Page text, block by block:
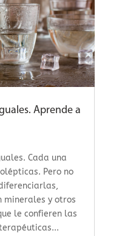
Aprende a
Cada una
Pero no
minerales y otros
le confieren las